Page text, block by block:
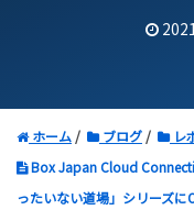
ホーム ブログ
レ
Box Japan Cloud
ったいない道場」シリーズ